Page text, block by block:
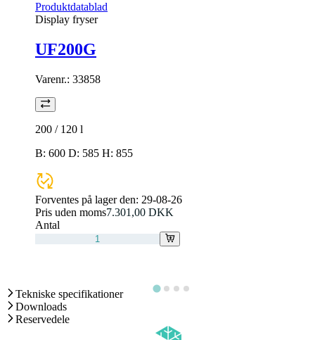
Produktdatablad
Display fryser
UF200G
Varenr.: 33858
200 / 120 l
B: 600 D: 585 H: 855
Forventes på lager den: 29-08-26
Pris uden moms7.301,00 DKK
Antal
Tekniske specifikationer
Downloads
Reservedele